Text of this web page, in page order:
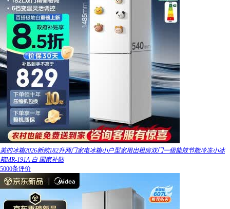
美的冰箱2026新款182升两门家电冰箱小户型家用出租房双门一级能效节能冷冻小冰
箱MR-191A 白 国家补贴
5000条评价